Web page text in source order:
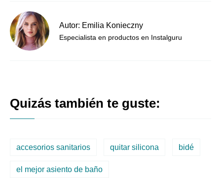
Autor: Emilia Konieczny
Especialista en productos en Instalguru
Quizás también te guste:
accesorios sanitarios quitar silicona bidé
el mejor asiento de baño